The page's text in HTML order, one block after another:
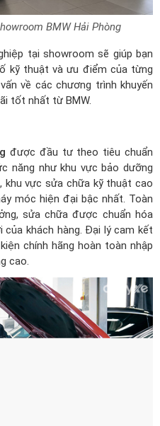
BMW Hải Phòng
tại showroom sẽ giúp bạn
kỹ thuật và ưu điểm của từng
về các chương trình khuyến
tốt nhất từ BMW.
được đầu tư theo tiêu chuẩn
năng như khu vực bảo dưỡng
khu vực sửa chữa kỹ thuật cao
móc hiện đại bậc nhất. Toàn
sửa chữa được chuẩn hóa
khách hàng. Đại lý cam kết
chính hãng hoàn toàn nhập
cao.